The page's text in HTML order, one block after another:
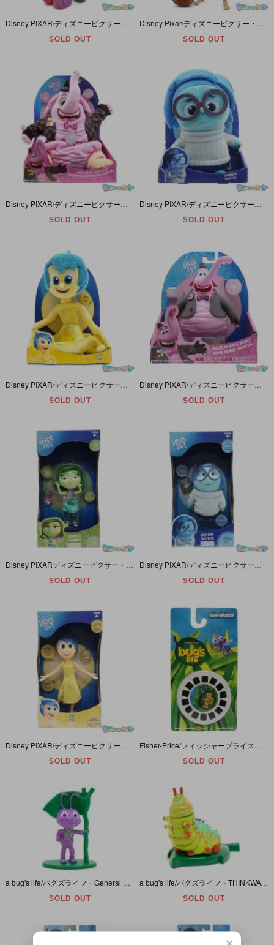
SOLD OUT SOLD OUT
SOLD OUT SOLD OUT
SOLD OUT SOLD OUT
SOLD OUT SOLD OUT
SOLD OUT SOLD OUT
SOLD OUT
a bug's life/バグズライフ・THINKWAY/シンクウェイ・Die Cast Mini Bug/ダイキャストミニバグ・Figure/フィギュア 「Heimlich/ハイムリック」ダメージ有
SOLD OUT